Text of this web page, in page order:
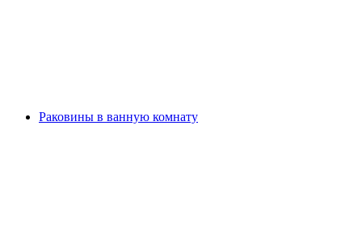
Раковины в ванную комнату